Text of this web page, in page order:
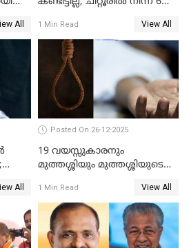
All 1 Min Read View All
All
Posted On 26-12-2025
19 വയസ്സുകാരനും
മുത്തശ്ശിയും മുത്തശ്ശിയുടെ
മരിച്ചനിലയിൽ
1 Min Read View All